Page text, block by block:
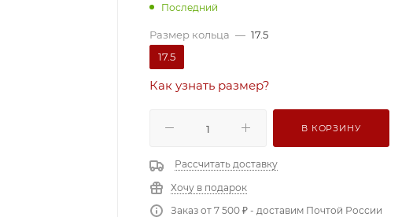
Последний
Размер кольца — 17.5
17.5
Как узнать размер?
В КОРЗИНУ
Рассчитать доставку
Хочу в подарок
Заказ от 7 500 ₽ - доставим Почтой России